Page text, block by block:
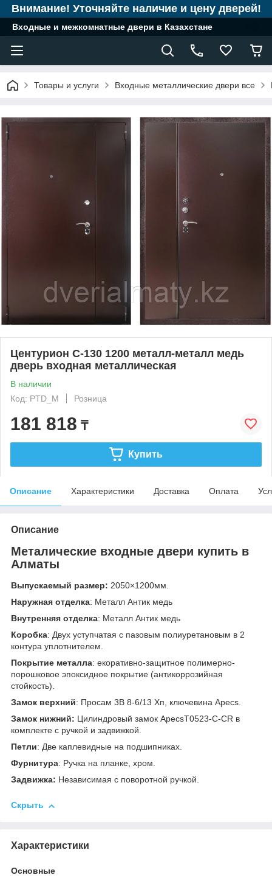
Внимание! Уточняйте наличие и цену дверей!
Входные и межкомнатные двери в Казахстане
Товары и услуги Входные металлические двери все
Центурион C-130 1200 металл-металл медь
дверь входная металлическая
В наличии
Код: PTD_M
Розница
181 818 ₸
Купить
Описание Характеристики Доставка Оплата
Описание
Металические входные двери купить в
Алматы
Выпускаемый размер: 2050×1200мм.
Наружная отделка: Металл Антик медь
Внутренняя отделка: Металл Антик медь
Коробка: Двух уступчатая с пазовым полиуретановым в 2
контура уплотнителем.
Покрытие металла: екоративно-защитное полимерно-
порошковое эпоксидное покрытие (антикоррозийная
стойкость).
Замок верхний: Просам 3В 8-6/13 Хп, ключевина Apecs.
Замок нижний: Цилиндровый замок ApecsT0523-C-CR в
комплекте с ручкой и задвижкой.
Петли: Две каплевидные на подшипниках.
Фурнитура: Ручка на планке, хром.
Задвижка: Независимая с поворотной ручкой.
Скрыть
Характеристики
Основные